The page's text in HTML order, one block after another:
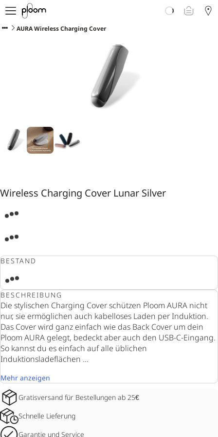
Über Ploom
ShopAURA Wireless Charging Cover
Wireless Charging Cover Lunar Silver
BESTAND
BESCHREIBUNG
Die stylischen Charging Cover schützen Ploom AURA nicht
nur, sie ermöglichen auch kabelloses Laden per Induktion.
Das Cover wird ganz einfach wie das Back Cover um dein
Ploom AURA gelegt, bedeckt aber auch den USB-C-Eingang.
So kannst du es einfach auf alle üblichen
Induktionsladeflächen ...
Mehr anzeigen
Gratisversand für Bestellungen ab 25€
Schnelle Lieferung
Garantie und Service